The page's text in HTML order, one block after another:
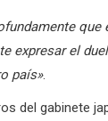
expresar el
país».
del gabinete